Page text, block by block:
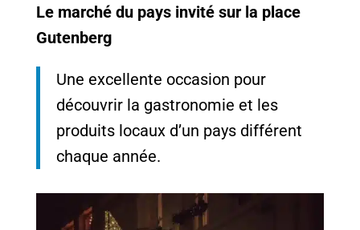
Le marché du pays invité sur la place
Gutenberg
Une excellente occasion pour
découvrir la gastronomie et les
produits locaux d’un pays différent
chaque année.